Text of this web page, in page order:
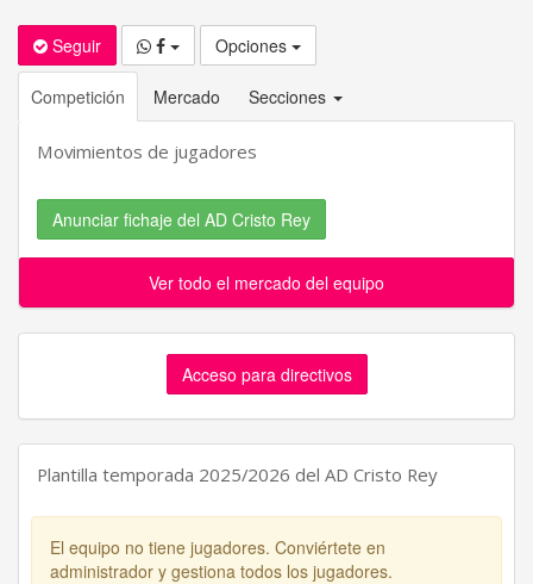
Seguir Opciones
Competición Mercado Secciones
Movimientos de jugadores
Anunciar fichaje del AD Cristo Rey
Ver todo el mercado del equipo
Acceso para directivos
Plantilla temporada 2025/2026 del AD Cristo Rey
El equipo no tiene jugadores. Conviértete en
administrador y gestiona todos los jugadores.